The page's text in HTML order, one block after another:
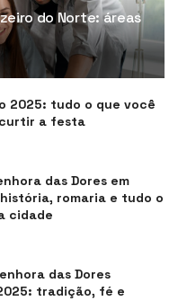
do Norte: áreas
2025: tudo o que você
a festa
das Dores em
romaria e tudo o
cidade
das Dores
tradição, fé e